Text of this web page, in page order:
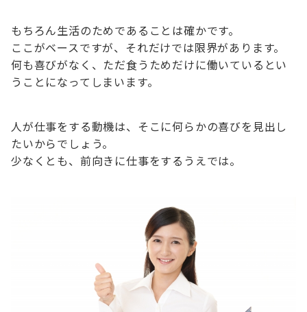
もちろん生活のためであることは確かです。
ここがベースですが、それだけでは限界があります。
何も喜びがなく、ただ食うためだけに働いているとい
うことになってしまいます。
人が仕事をする動機は、そこに何らかの喜びを見出し
たいからでしょう。
少なくとも、前向きに仕事をするうえでは。